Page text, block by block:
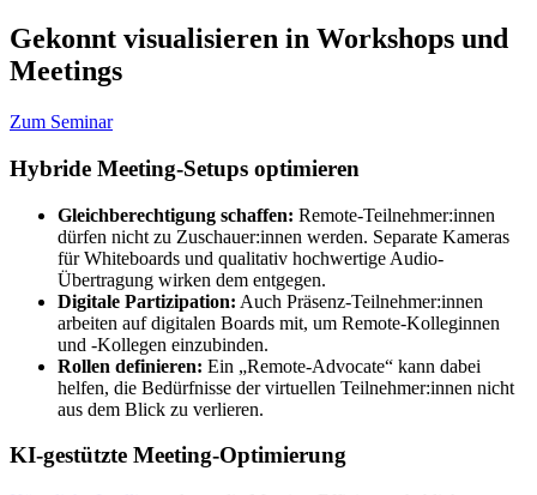
Gekonnt visualisieren in Workshops und
Meetings
Zum Seminar
Hybride Meeting-Setups optimieren
Gleichberechtigung schaffen: Remote-Teilnehmer:innen
dürfen nicht zu Zuschauer:innen werden. Separate Kameras
für Whiteboards und qualitativ hochwertige Audio-
Übertragung wirken dem entgegen.
Digitale Partizipation: Auch Präsenz-Teilnehmer:innen
arbeiten auf digitalen Boards mit, um Remote-Kolleginnen
und -Kollegen einzubinden.
Rollen definieren: Ein „Remote-Advocate“ kann dabei
helfen, die Bedürfnisse der virtuellen Teilnehmer:innen nicht
aus dem Blick zu verlieren.
KI-gestützte Meeting-Optimierung